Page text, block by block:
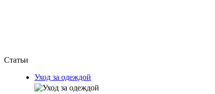
Статьи
Уход за одеждой